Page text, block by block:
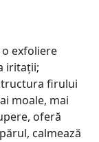
exfoliere
iritații;
firului
moale, mai
oferă
calmează